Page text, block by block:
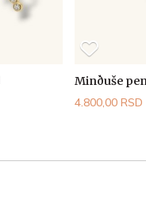
Minðuše
4.800,00 RSD